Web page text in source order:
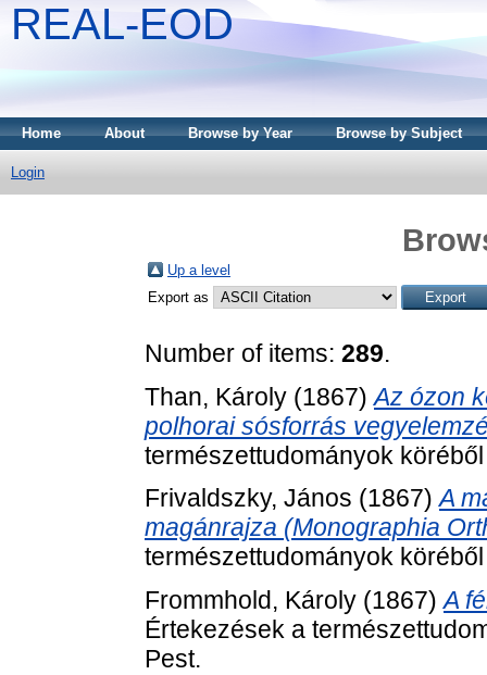
REAL-EOD
Home About Browse by Year Browse by Subject
Login
Up a level
Export as
Number of items: 289.
Than, Károly (1867)Az ózon
polhorai sósforrás
természettudományok
Frivaldszky, János (1867)A
magánrajza (Monographia
természettudományok
Frommhold, Károly (1867)A
Értekezések a
Pest.